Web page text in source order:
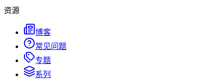
资源
博客
常见问题
专题
系列